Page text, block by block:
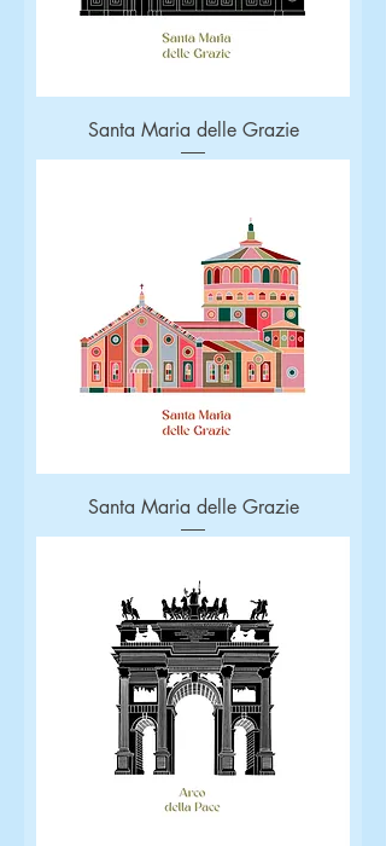
Santa Maria delle Grazie
Santa Maria delle Grazie